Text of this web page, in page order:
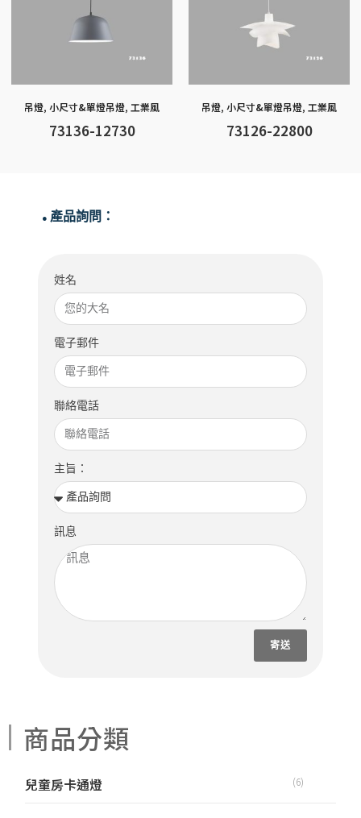
吊燈, 小尺寸&單燈吊燈, 工業風
73136-12730
吊燈, 小尺寸&單燈吊燈, 工業風
73126-22800
● 產品詢問：
姓名
電子郵件
聯絡電話
主旨：
訊息
寄送
商品分類
兒童房卡通燈 (6)